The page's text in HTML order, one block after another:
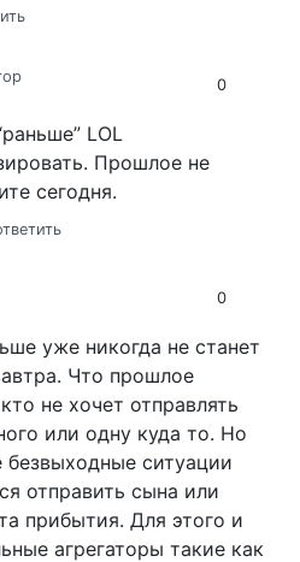
0
LOL
Прошлое не
сегодня.
0
уже никогда не станет
Что прошлое
не хочет отправлять
или одну куда то. Но
ситуации
отправить сына или
прибытия. Для этого и
агрегаторы такие как